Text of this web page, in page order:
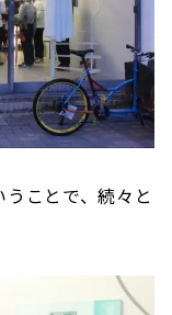
ことで、続々と